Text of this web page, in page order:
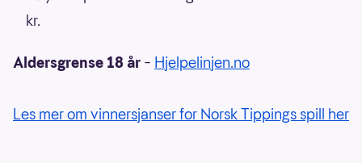
kr.
Aldersgrense 18 år – Hjelpelinjen.no
Les mer om vinnersjanser for Norsk Tippings spill her